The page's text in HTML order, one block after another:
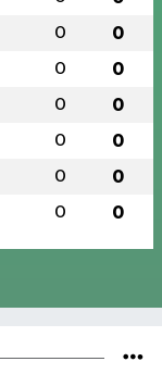
0 0
0 0
0 0
0 0
0 0
0 0